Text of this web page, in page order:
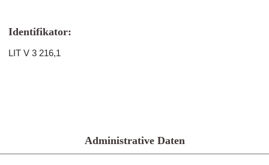
Identifikator:
LIT V 3 216,1
Administrative Daten